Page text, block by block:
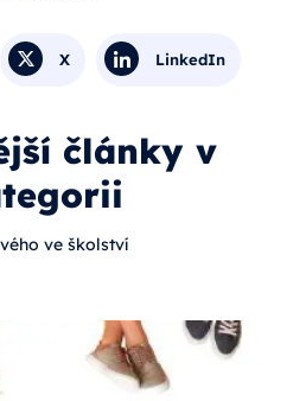
X LinkedIn
články v
ve školství